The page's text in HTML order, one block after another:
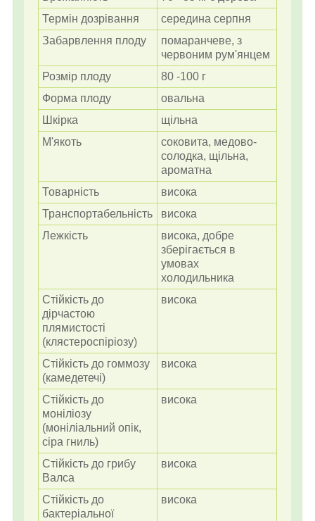
Термін дозрівання
середина серпня
Забарвлення плоду
помаранчеве, з
червоним рум'янцем
Розмір плоду
80 -100 г
Форма плоду
овальна
Шкірка
щільна
М'якоть
соковита, медово-
солодка, щільна,
ароматна
Товарність
висока
Транспортабельність
висока
Лежкість
висока, добре
зберігається в
умовах
холодильника
Стійкість до
дірчастою
плямистості
(клястероспіріозу)
висока
Стійкість до гоммозу
(камедетечі)
висока
Стійкість до
моніліозу
(моніліальний опік,
сіра гниль)
висока
Стійкість до грибу
Валса
висока
Стійкість до
бактеріальної
висока